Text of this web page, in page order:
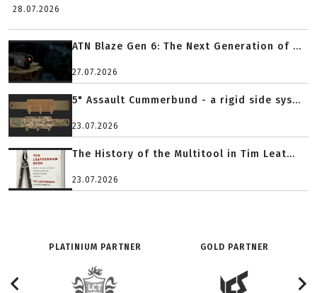
28.07.2026
ATN Blaze Gen 6: The Next Generation of ...
27.07.2026
5" Assault Cummerbund - a rigid side sys...
23.07.2026
The History of the Multitool in Tim Leat...
23.07.2026
PLATINIUM PARTNER GOLD PARTNER